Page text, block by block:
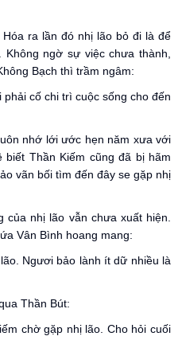
ra lần đó nhị lão bỏ đi là để
ngờ sự việc chưa thành,
Bạch thì trầm ngâm:
cố chi trì cuộc sống cho đến
nhớ lới ước hẹn năm xưa với
Thần Kiếm cũng đã bị hãm
vãn bối tìm đến đây se gặp nhị
nhị lão vẫn chưa xuất hiện.
Vân Bình hoang mang:
Ngươi bảo lành ít dữ nhiều là
Thần Bút:
chờ gặp nhị lão. Cho hỏi cuối